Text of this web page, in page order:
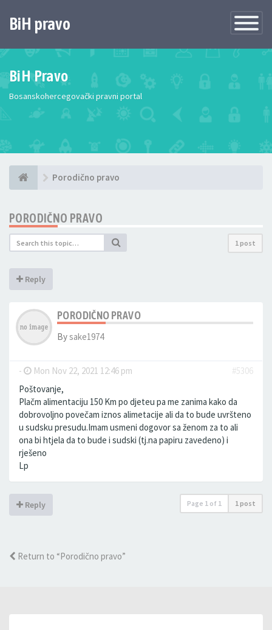
Toggle
BiH pravo
BiH Pravo
Bosanskohercegovački pravni portal
Porodično pravo
PORODIČNO PRAVO
1 post
Reply
PORODIČNO PRAVO
Bysake1974
- Mon Nov 22, 2021 12:46 pm
#5306
Poštovanje,
Plačm alimentaciju 150 Km po djeteu pa me zanima kako da
dobrovoljno povečam iznos alimetacije ali da to bude uvršteno
u sudsku presudu.Imam usmeni dogovor sa ženom za to ali
ona bi htjela da to bude i sudski (tj.na papiru zavedeno) i
rješeno
Lp
Reply Page 1 of 1 1 post
Return to “Porodično pravo”